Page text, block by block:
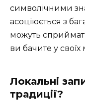
символічними
асоціюється з
можуть
ви бачите у своїх
Локальні
традиції?